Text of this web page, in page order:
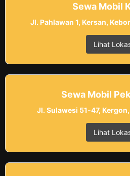
Sewa Mobil
Jl. Pahlawan 1, Kersan,
Lihat
Sewa Mobil
Jl. Sulawesi 51-47,
Lihat